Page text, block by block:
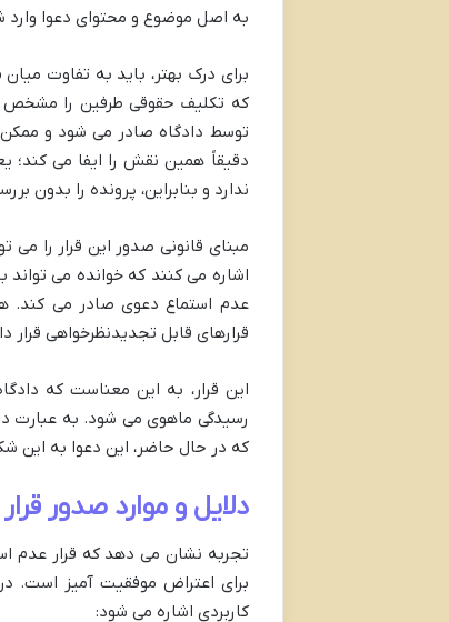
به اصل موضوع و محتوای دعوا وارد
برای درک بهتر، باید به تفاوت
که تکلیف حقوقی طرفین را مشخص
توسط دادگاه صادر می شود و
دقیقاً همین نقش را ایفا می کند؛
ندارد و بنابراین، پرونده را بدون
اشاره می کنند که خوانده می تواند
قرارهای قابل تجدیدنظرخواهی
این قرار، به این معناست که
رسیدگی ماهوی می شود. به عبارت
که در حال حاضر، این دعوا به این
دلایل و موارد صدور
تجربه نشان می دهد که قرار عدم
برای اعتراض موفقیت آمیز است.
کاربردی اشاره می شود: